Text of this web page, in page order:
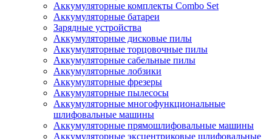
Аккумуляторные комплекты Combo Set
Аккумуляторные батареи
Зарядные устройства
Аккумуляторные дисковые пилы
Аккумуляторные торцовочные пилы
Аккумуляторные сабельные пилы
Аккумуляторные лобзики
Аккумуляторные фрезеры
Аккумуляторные пылесосы
Аккумуляторные многофункциональные
шлифовальные машины
Аккумуляторные прямошлифовальные машины
Аккумуляторные эксцентриковые шлифовальные